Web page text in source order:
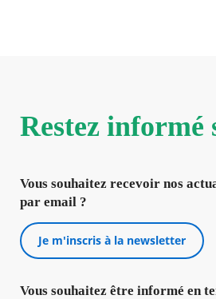
Restez
Vous souhaitez recevoir nos
par email ?
Je m'inscris à la newsletter
Vous souhaitez être informé en